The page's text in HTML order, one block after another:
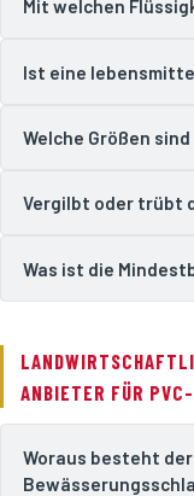
Mit welchen
Ist eine
Welche Größen
Vergilbt oder trübt
Was ist die
ANBIETER FÜR
Woraus besteht